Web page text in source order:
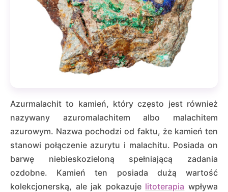
Azurmalachit to kamień, który często jest również
nazywany azuromalachitem albo malachitem
azurowym. Nazwa pochodzi od faktu, że kamień ten
stanowi połączenie azurytu i malachitu. Posiada on
barwę niebieskozieloną spełniającą zadania
ozdobne. Kamień ten posiada dużą wartość
kolekcjonerską, ale jak pokazuje litoterapia wpływa